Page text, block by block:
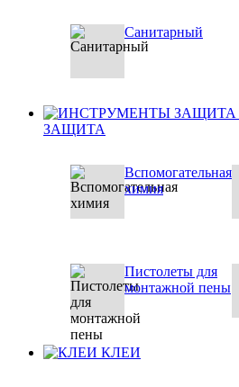
Санитарный
ЗАЩИТА
Вспомогательная
химия
Пистолеты для
монтажной пены
КЛЕИ